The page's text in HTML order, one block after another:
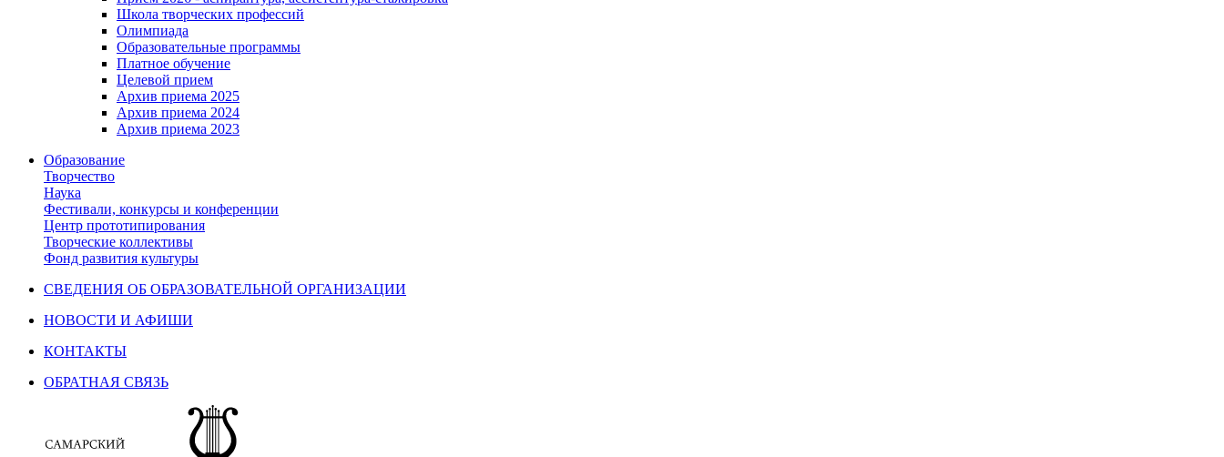
Школа творческих профессий
Олимпиада
Образовательные программы
Платное обучение
Целевой прием
Архив приема 2025
Архив приема 2024
Архив приема 2023
Образование
Творчество
Наука
Фестивали, конкурсы и конференции
Центр прототипирования
Творческие коллективы
Фонд развития культуры
СВЕДЕНИЯ ОБ ОБРАЗОВАТЕЛЬНОЙ ОРГАНИЗАЦИИ
НОВОСТИ И АФИШИ
КОНТАКТЫ
ОБРАТНАЯ СВЯЗЬ